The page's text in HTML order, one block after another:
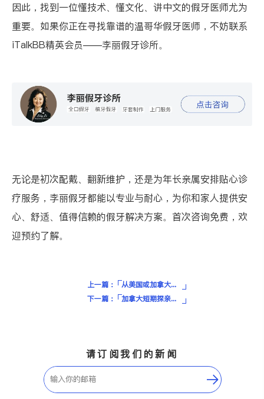
因此，找到一位懂技术、懂文化、讲中文的假牙医师尤为
重要。如果你正在寻找靠谱的温哥华假牙医师，不妨联系
iTalkBB精英会员——李丽假牙诊所。
无论是初次配戴、翻新维护，还是为年长亲属安排贴心诊
疗服务，李丽假牙都能以专业与耐心，为你和家人提供安
心、舒适、值得信赖的假牙解决方案。首次咨询免费，欢
迎预约了解。
上一篇：
从美国或加拿大出发怎么玩转阿拉斯加？全流程路线、签证、交通与玩法攻略
下一篇：
加拿大短期探亲保险怎么买？一文带你读懂保额、条款、理赔流程
请订阅我们的新闻